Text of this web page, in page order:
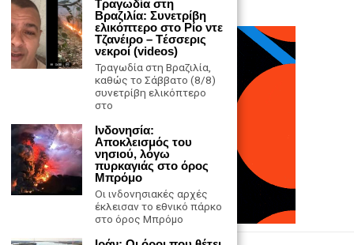
Τραγωδία στη
Βραζιλία: Συνετρίβη
ελικόπτερο στο Ρίο ντε
Τζανέιρο – Tέσσερις
νεκροί (videos)
Τραγωδία στη Βραζιλία,
καθώς το Σάββατο (8/8)
συνετρίβη ελικόπτερο
στο
Ινδονησία:
Αποκλεισμός του
νησιού, λόγω
πυρκαγιάς στο όρος
Μπρόμο
Οι ινδονησιακές αρχές
έκλεισαν το εθνικό πάρκο
στο όρος Μπρόμο